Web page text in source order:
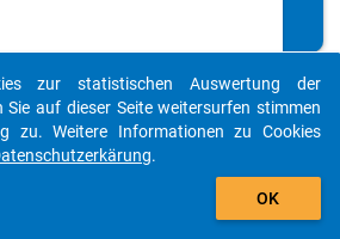
20
16
7.3
auto_stories
add_shopping_cart
zur statistischen Auswertung der
Sie auf dieser Seite weitersurfen stimmen
zu. Weitere Informationen zu Cookies
.
OK